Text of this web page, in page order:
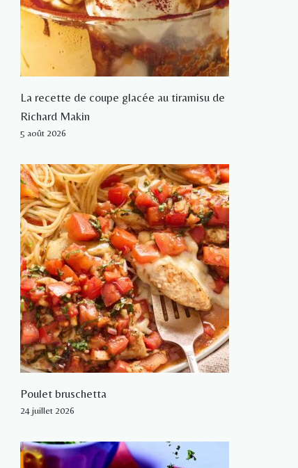
La recette de coupe glacée au tiramisu de
Richard Makin
5 août 2026
Poulet bruschetta
24 juillet 2026